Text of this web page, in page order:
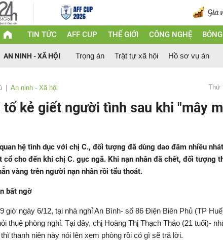
TIN TỨC AFF CUP THẾ GIỚI CÔNG NGHỆ
AN NINH - XÃ HỘI Trọng án Trật tự xã hội Hồ sơ vụ án
An ninh - Xã hội Thứ
tố kẻ giết người tình sau khi "mây
hệ tình dục với chị C., đối tượng đã dùng dao đâm nhiều
cổ cho đến khi chị C. gục ngã. Khi nạn nhân đã chết, đối tượng
vàng trên người nạn nhân rồi tẩu thoát.
bất ngờ
giờ ngày 6/12, tại nhà nghỉ An Bình- số 86 Điện Biên Phủ (TP
thuê phòng nghỉ. Tại đây, chị Hoàng Thị Thạch Thảo (21 tuổi)-
thanh niên này nói lên xem phòng rồi có gì sẽ trả lời.